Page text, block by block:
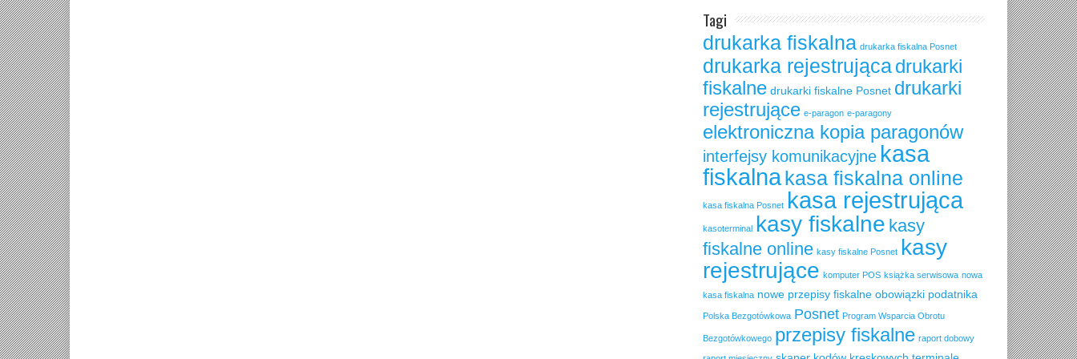
Tagi
drukarka fiskalna drukarka fiskalna Posnet
drukarka rejestrującadrukarki
fiskalne drukarki fiskalne Posnet drukarki
rejestrujące e-paragon e-paragony
elektroniczna kopia paragonów
interfejsy komunikacyjne kasa
fiskalnakasa fiskalna online
kasa fiskalna Posnet kasa rejestrująca
kasoterminal kasy fiskalne kasy
fiskalne online kasy fiskalne Posnet
kasy
rejestrujące komputer POS książka serwisowa nowa
kasa fiskalna nowe przepisy fiskalne obowiązki podatnika
Polska Bezgotówkowa Posnet Program Wsparcia Obrotu
Bezgotówkowego przepisy fiskalne raport dobowy